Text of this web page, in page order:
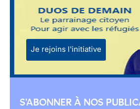
Je rejoins l'initiative
S'ABONNER À NOS